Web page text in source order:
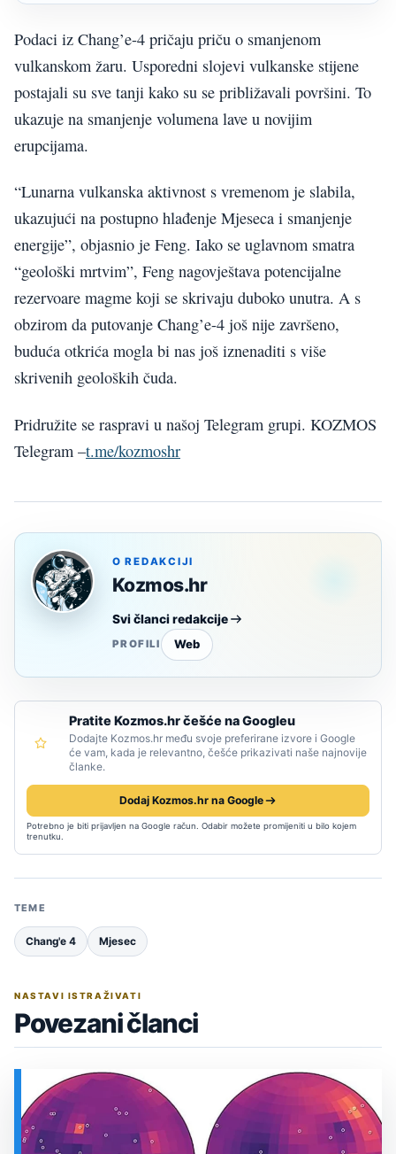
Podaci iz Chang’e-4 pričaju priču o smanjenom
vulkanskom žaru. Usporedni slojevi vulkanske stijene
postajali su sve tanji kako su se približavali površini. To
ukazuje na smanjenje volumena lave u novijim
erupcijama.
“Lunarna vulkanska aktivnost s vremenom je slabila,
ukazujući na postupno hlađenje Mjeseca i smanjenje
energije”, objasnio je Feng. Iako se uglavnom smatra
“geološki mrtvim”, Feng nagovještava potencijalne
rezervoare magme koji se skrivaju duboko unutra. A s
obzirom da putovanje Chang’e-4 još nije završeno,
buduća otkrića mogla bi nas još iznenaditi s više
skrivenih geoloških čuda.
Pridružite se raspravi u našoj Telegram grupi. KOZMOS
Telegram –t.me/kozmoshr
O REDAKCIJI
Kozmos.hr
Svi članci redakcije
PROFILI Web
Pratite Kozmos.hr češće na Googleu
Dodajte Kozmos.hr među svoje preferirane izvore i Google
će vam, kada je relevantno, češće prikazivati naše najnovije
članke.
Dodaj Kozmos.hr na Google
Potrebno je biti prijavljen na Google račun. Odabir možete promijeniti u bilo kojem
trenutku.
TEME
Chang'e 4 Mjesec
NASTAVI ISTRAŽIVATI
Povezani članci